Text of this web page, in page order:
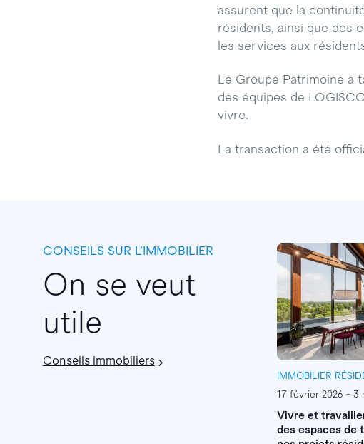
assurent que la
résidents, ainsi que des
les services aux
Le Groupe Patrimoine a
des équipes de
vivre.
La transaction a été
CONSEILS SUR L’IMMOBILIER
On se veut
utile
Conseils immobiliers
IMMOBILIER
17 février 2026 - 3
Vivre et
des espaces de